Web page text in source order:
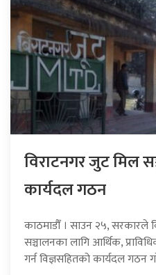
विराटनगर जुट मिल
कार्यदल गठन
काठमाडौँ । साउन २५, सरकारले
सञ्चालनका लागि आर्थिक,
गर्न विज्ञसहितको कार्यदल गठन